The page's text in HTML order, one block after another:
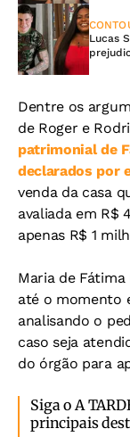
Lucas
Dentre os
de Roger e
patrimonial de
declarados por
venda da casa
avaliada em R$
apenas R$ 1
Maria de
até o momento
analisando o
caso seja
do órgão para
Siga o A
principais